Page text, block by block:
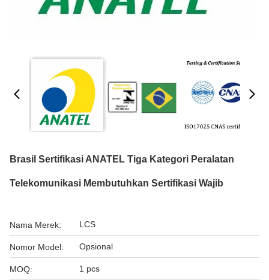
Brasil Sertifikasi ANATEL Tiga Kategori Peralatan
Telekomunikasi Membutuhkan Sertifikasi Wajib
Nama Merek: LCS
Nomor Model: Opsional
MOQ: 1 pcs